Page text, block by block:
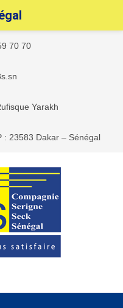
70 70
Yarakh
: 23583 Dakar – Sénégal